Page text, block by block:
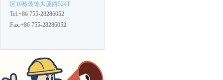
区10栋装饰大厦西524T
Tel:+86 755-28286052
Fax:+86 755-28286052